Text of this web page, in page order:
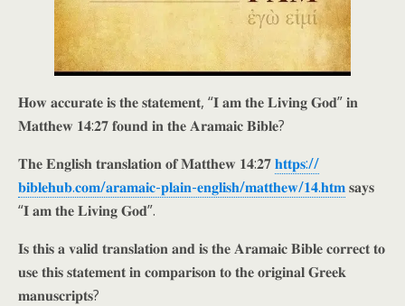
𝐇𝐨𝐰 𝐚𝐜𝐜𝐮𝐫𝐚𝐭𝐞 𝐢𝐬 𝐭𝐡𝐞 𝐬𝐭𝐚𝐭𝐞𝐦𝐞𝐧𝐭, “𝐈 𝐚𝐦 𝐭𝐡𝐞 𝐋𝐢𝐯𝐢𝐧𝐠 𝐆𝐨𝐝” 𝐢𝐧
𝐌𝐚𝐭𝐭𝐡𝐞𝐰 𝟏𝟒:𝟐𝟕 𝐟𝐨𝐮𝐧𝐝 𝐢𝐧 𝐭𝐡𝐞 𝐀𝐫𝐚𝐦𝐚𝐢𝐜 𝐁𝐢𝐛𝐥𝐞?
𝐓𝐡𝐞 𝐄𝐧𝐠𝐥𝐢𝐬𝐡 𝐭𝐫𝐚𝐧𝐬𝐥𝐚𝐭𝐢𝐨𝐧 𝐨𝐟 𝐌𝐚𝐭𝐭𝐡𝐞𝐰 𝟏𝟒:𝟐𝟕𝐡𝐭𝐭𝐩𝐬://
𝐛𝐢𝐛𝐥𝐞𝐡𝐮𝐛.𝐜𝐨𝐦/𝐚𝐫𝐚𝐦𝐚𝐢𝐜-𝐩𝐥𝐚𝐢𝐧-𝐞𝐧𝐠𝐥𝐢𝐬𝐡/𝐦𝐚𝐭𝐭𝐡𝐞𝐰/𝟏𝟒.𝐡𝐭𝐦𝐬𝐚𝐲𝐬
“𝐈 𝐚𝐦 𝐭𝐡𝐞 𝐋𝐢𝐯𝐢𝐧𝐠 𝐆𝐨𝐝”.
𝐈𝐬 𝐭𝐡𝐢𝐬 𝐚 𝐯𝐚𝐥𝐢𝐝 𝐭𝐫𝐚𝐧𝐬𝐥𝐚𝐭𝐢𝐨𝐧 𝐚𝐧𝐝 𝐢𝐬 𝐭𝐡𝐞 𝐀𝐫𝐚𝐦𝐚𝐢𝐜 𝐁𝐢𝐛𝐥𝐞 𝐜𝐨𝐫𝐫𝐞𝐜𝐭 𝐭𝐨
𝐮𝐬𝐞 𝐭𝐡𝐢𝐬 𝐬𝐭𝐚𝐭𝐞𝐦𝐞𝐧𝐭 𝐢𝐧 𝐜𝐨𝐦𝐩𝐚𝐫𝐢𝐬𝐨𝐧 𝐭𝐨 𝐭𝐡𝐞 𝐨𝐫𝐢𝐠𝐢𝐧𝐚𝐥 𝐆𝐫𝐞𝐞𝐤
𝐦𝐚𝐧𝐮𝐬𝐜𝐫𝐢𝐩𝐭𝐬?